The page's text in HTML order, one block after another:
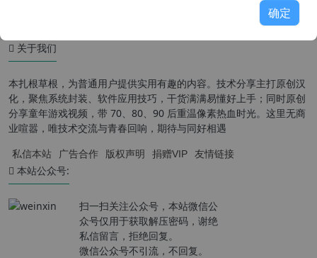
关于我们
本扎根草根，为普通用户提供实用有趣的内容。技术分享主打原创汉
化，聚焦系统封装、软件应用技巧，干货满满易懂好上手；同时原创
分享童年游戏视频，带 70、80、90 后重温像素热血时光。这里无商
业喧嚣，唯技术交流与青春回响，期待与同好相遇
私信本站 广告合作 版权声明 捐赠VIP 友情链接
本站公众号:
扫一扫关注公众号，本站微信公
众号仅用于获取解压密码，谢绝
私信留言，拒绝回复。
微信公众号不引流，不回复。
确定